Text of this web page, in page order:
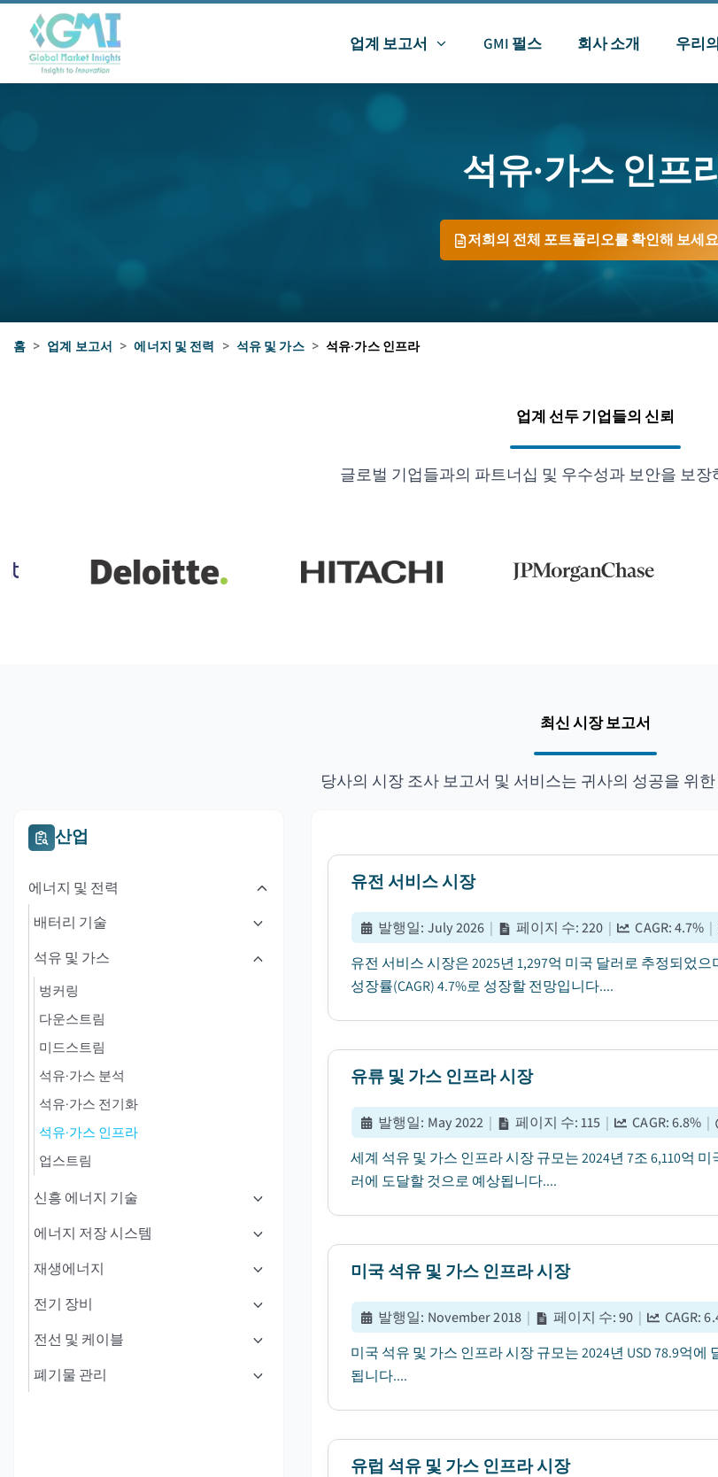
업계 보고서 GMI 펄스 회사 소개 우리
석유·가스 인프
저희의 전체 포트폴리오를 확인해 보세
홈 > 업계 보고서 > 에너지 및 전력 > 석유 및 가스 > 석유·가스 인프라
업계 선두 기업들의 신뢰
글로벌 기업들과의 파트너십 및 우수성과 보안을 보장
최신 시장 보고서
당사의 시장 조사 보고서 및 서비스는 귀사의 성공을 위
산업
에너지 및 전력
배터리 기술
석유 및 가스
벙커링
다운스트림
미드스트림
석유·가스 분석
석유·가스 전기화
석유·가스 인프라
업스트림
신흥 에너지 기술
에너지 저장 시스템
재생에너지
전기 장비
전선 및 케이블
폐기물 관리
유전 서비스 시장
발행일: July 2026 | 페이지 수:220 | CAGR:4.7% |
유전 서비스 시장은 2025년 1,297억 미국 달러로 추정되었
성장률(CAGR) 4.7%로 성장할 전망입니다....
유류 및 가스 인프라 시장
발행일: May 2022 | 페이지 수:115 | CAGR:6.8% |
세계 석유 및 가스 인프라 시장 규모는 2024년 7조 6,110억
러에 도달할 것으로 예상됩니다....
미국 석유 및 가스 인프라 시장
발행일: November 2018 | 페이지 수:90 | CAGR:
미국 석유 및 가스 인프라 시장 규모는 2024년 USD 78.9억
됩니다....
유럽 ​​석유 및 가스 인프라 시장